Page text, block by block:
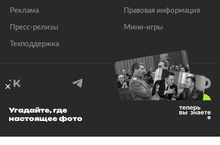
Реклама
Пресс-релизы
Техподдержка
Правовая информация
Мини-игры
© 1999–2026 Все права защищены.
Угадайте, где
настоящее фото